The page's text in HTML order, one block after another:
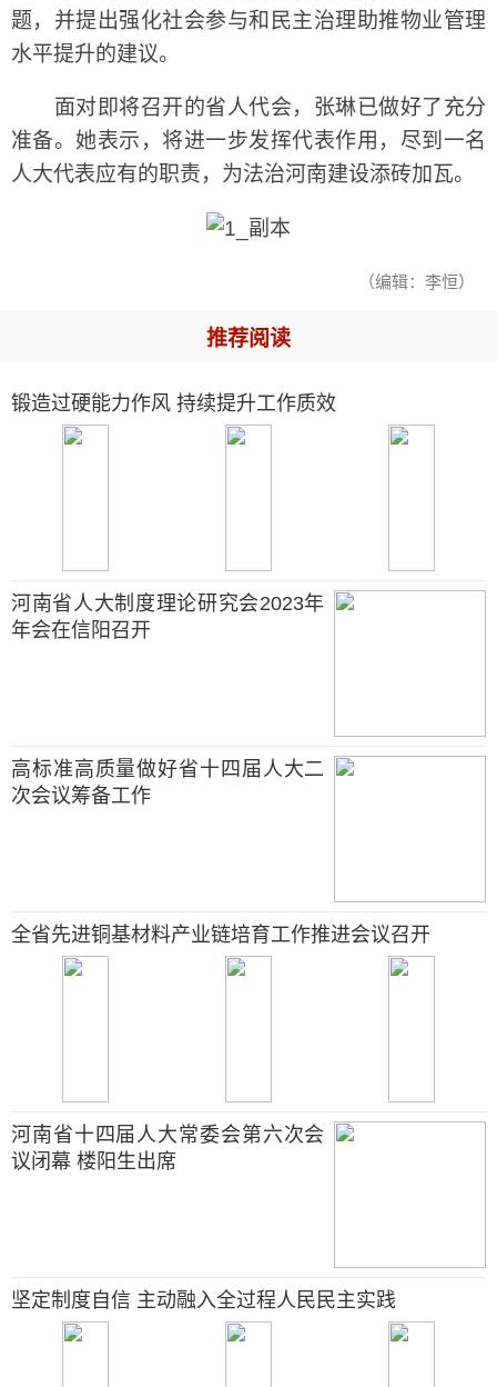
题，并提出强化社会参与和民主治理助推物业管理
水平提升的建议。
面对即将召开的省人代会，张琳已做好了充分
准备。她表示，将进一步发挥代表作用，尽到一名
人大代表应有的职责，为法治河南建设添砖加瓦。
（编辑：李恒）
推荐阅读
锻造过硬能力作风 持续提升工作质效
河南省人大制度理论研究会2023年
年会在信阳召开
高标准高质量做好省十四届人大二
次会议筹备工作
全省先进铜基材料产业链培育工作推进会议召开
河南省十四届人大常委会第六次会
议闭幕 楼阳生出席
坚定制度自信 主动融入全过程人民民主实践